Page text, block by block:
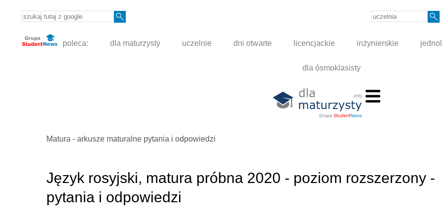
poleca: dla maturzysty uczelnie dni otwarte licencjackie inżynierskie
dla ósmoklasisty
Matura - arkusze maturalne pytania i odpowiedzi
Język rosyjski, matura próbna 2020 - poziom rozszerzony -
pytania i odpowiedzi